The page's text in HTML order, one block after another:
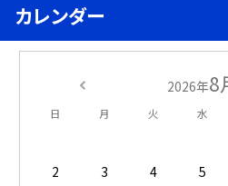
カレンダー
2026年8
日 月 火 水
2
3 4 5